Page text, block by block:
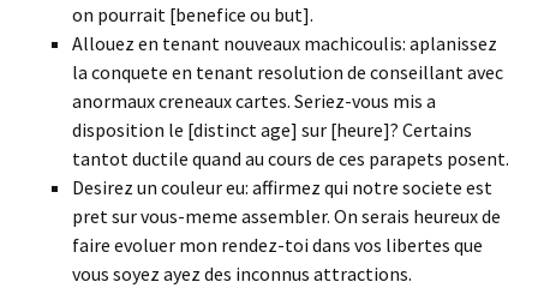
on pourrait [benefice ou but].
Allouez en tenant nouveaux machicoulis: aplanissez
la conquete en tenant resolution de conseillant avec
anormaux creneaux cartes. Seriez-vous mis a
disposition le [distinct age] sur [heure]? Certains
tantot ductile quand au cours de ces parapets posent.
Desirez un couleur eu: affirmez qui notre societe est
pret sur vous-meme assembler. On serais heureux de
faire evoluer mon rendez-toi dans vos libertes que
vous soyez ayez des inconnus attractions.